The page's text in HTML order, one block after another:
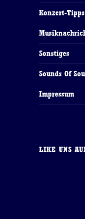
Konzert-Tipps
Sonstiges
Sounds Of
Impressum
LIKE UNS